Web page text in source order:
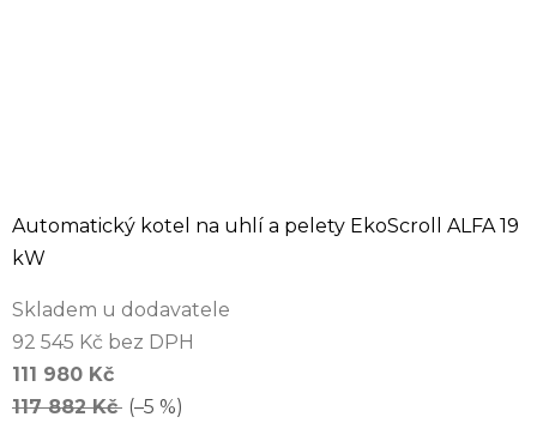
Automatický kotel na uhlí a pelety EkoScroll ALFA 19
kW
Skladem u dodavatele
92 545 Kč bez DPH
111 980 Kč
117 882 Kč (–5 %)